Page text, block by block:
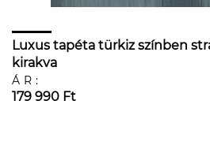
Luxus tapéta türkiz színben
kirakva
ÁR:
179 990 Ft